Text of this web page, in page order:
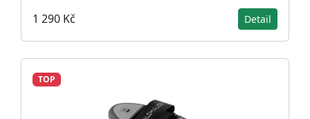
1 290 Kč Detail
TOP